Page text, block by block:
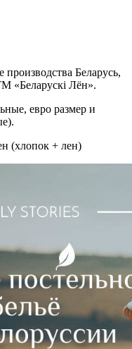
производства Беларусь,
«Беларускi Лён».
евро размер и
(хлопок + лен)